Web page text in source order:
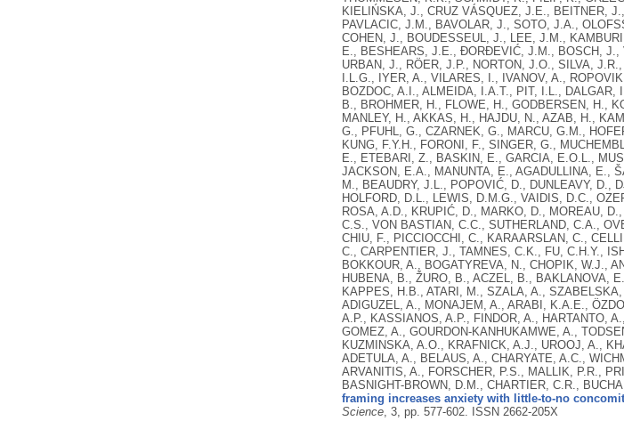
KIELIŃSKA, J., CRUZ VÁSQUEZ, J.E., BEITNER,
PAVLACIC, J.M., BAVOLAR, J., SOTO, J.A.,
COHEN, J., BOUDESSEUL, J., LEE, J.M.,
E., BESHEARS, J.E., ĐORĐEVIĆ, J.M., BOSCH, J.,
URBAN, J., RÖER, J.P., NORTON, J.O., SILVA,
I.L.G., IYER, A., VILARES, I., IVANOV, A.,
BOZDOC, A.I., ALMEIDA, I.A.T., PIT, I.L.,
B., BROHMER, H., FLOWE, H., GODBERSEN, H.,
MANLEY, H., AKKAS, H., HAJDU, N., AZAB, H.,
G., PFUHL, G., CZARNEK, G., MARCU, G.M.,
KUNG, F.Y.H., FORONI, F., SINGER, G.,
E., ETEBARI, Z., BASKIN, E., GARCIA, E.O.L.,
JACKSON, E.A., MANUNTA, E., AGADULLINA, E.,
M., BEAUDRY, J.L., POPOVIĆ, D., DUNLEAVY, D.,
HOLFORD, D.L., LEWIS, D.M.G., VAIDIS, D.C.,
ROSA, A.D., KRUPIĆ, D., MARKO, D., MOREAU,
C.S., VON BASTIAN, C.C., SUTHERLAND, C.A.,
CHIU, F., PICCIOCCHI, C., KARAARSLAN, C.,
C., CARPENTIER, J., TAMNES, C.K., FU, C.H.Y.,
BOKKOUR, A., BOGATYREVA, N., CHOPIK, W.J.,
HUBENA, B., ŽURO, B., ACZEL, B., BAKLANOVA,
KAPPES, H.B., ATARI, M., SZALA, A.,
ADIGUZEL, A., MONAJEM, A., ARABI, K.A.E.,
A.P., KASSIANOS, A.P., FINDOR, A., HARTANTO,
GOMEZ, A., GOURDON-KANHUKAMWE, A.,
KUZMINSKA, A.O., KRAFNICK, A.J., UROOJ, A.,
ADETULA, A., BELAUS, A., CHARYATE, A.C.,
ARVANITIS, A., FORSCHER, P.S., MALLIK, P.R.,
BASNIGHT-BROWN, D.M., CHARTIER, C.R.,
framing increases anxiety with little-to-no
Science, 3, pp. 577-602.
ISSN 2662-205X